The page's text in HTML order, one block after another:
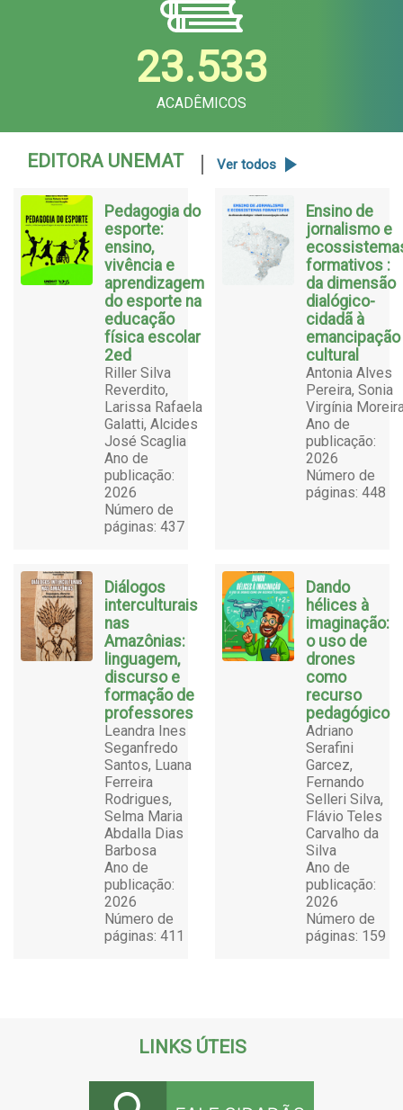
23.533
ACADÊMICOS
EDITORA UNEMAT Ver todos
Pedagogia do
esporte:
ensino,
vivência e
aprendizagem
do esporte na
educação
física escolar
2ed
Riller Silva
Reverdito,
Larissa Rafaela
Galatti, Alcides
José Scaglia
Ano de
publicação:
2026
Número de
páginas: 437
Ensino de
jornalismo e
formativos :
da dimensão
dialógico-
cidadã à
emancipação
cultural
Antonia Alves
Pereira, Sonia
Virgínia
Ano de
publicação:
2026
Número de
páginas: 448
Diálogos
interculturais
nas
Amazônias:
linguagem,
discurso e
formação de
professores
Leandra Ines
Seganfredo
Santos, Luana
Ferreira
Rodrigues,
Selma Maria
Abdalla Dias
Barbosa
Ano de
publicação:
2026
Número de
páginas: 411
Dando
hélices à
imaginação:
o uso de
drones
como
recurso
pedagógico
Adriano
Serafini
Garcez,
Fernando
Selleri Silva,
Flávio Teles
Carvalho da
Silva
Ano de
publicação:
2026
Número de
páginas: 159
LINKS ÚTEIS